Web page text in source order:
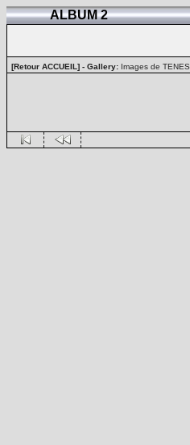
ALBUM 2
[Retour ACCUEIL] - Gallery: Images de TENES